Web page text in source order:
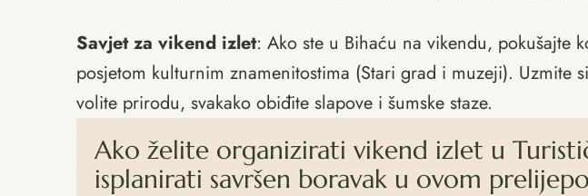
Savjet za vikend izlet: Ako ste u Bihaću na vikendu, pokušajte
posjetom kulturnim znamenitostima (Stari grad i muzeji).
volite prirodu, svakako obiđite slapove i šumske staze.
Ako želite organizirati vikend izlet u
isplanirati savršen boravak u ovom